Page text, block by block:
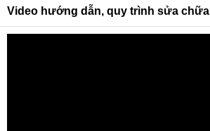
Video hướng dẫn, quy trình sửa chữa